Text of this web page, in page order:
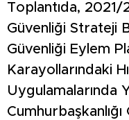
Toplantıda, 2021/
Güvenliği Strateji
Güvenliği Eylem
Karayollarındaki
Uygulamalarında